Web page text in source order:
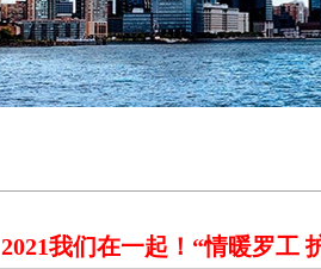
2021我们在一起！“情暖罗工